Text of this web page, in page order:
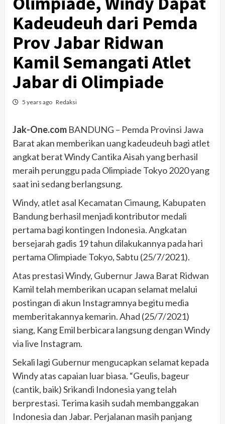
Kadeudeuh dari Pemda
Prov Jabar Ridwan
Kamil Semangati Atlet
Jabar di Olimpiade
5 years ago Redaksi
Jak-One.com BANDUNG – Pemda Provinsi Jawa
Barat akan memberikan uang kadeudeuh bagi atlet
angkat berat Windy Cantika Aisah yang berhasil
meraih perunggu pada Olimpiade Tokyo 2020 yang
saat ini sedang berlangsung.
Windy, atlet asal Kecamatan Cimaung, Kabupaten
Bandung berhasil menjadi kontributor medali
pertama bagi kontingen Indonesia. Angkatan
bersejarah gadis 19 tahun dilakukannya pada hari
pertama Olimpiade Tokyo, Sabtu (25/7/2021).
Atas prestasi Windy, Gubernur Jawa Barat Ridwan
Kamil telah memberikan ucapan selamat melalui
postingan di akun Instagramnya begitu media
memberitakannya kemarin. Ahad (25/7/2021)
siang, Kang Emil berbicara langsung dengan Windy
via live Instagram.
Sekali lagi Gubernur mengucapkan selamat kepada
Windy atas capaian luar biasa. “Geulis, bageur
(cantik, baik) Srikandi Indonesia yang telah
berprestasi. Terima kasih sudah membanggakan
Indonesia dan Jabar. Perjalanan masih panjang